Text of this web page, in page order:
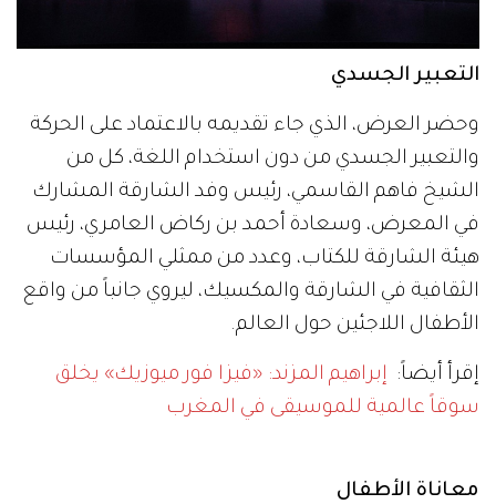
التعبير الجسدي
وحضر العرض، الذي جاء تقديمه بالاعتماد على الحركة
والتعبير الجسدي من دون استخدام اللغة، كل من
الشيخ فاهم القاسمي، رئيس وفد الشارقة المشارك
في المعرض، وسعادة أحمد بن ركاض العامري، رئيس
هيئة الشارقة للكتاب، وعدد من ممثلي المؤسسات
الثقافية في الشارقة والمكسيك، ليروي جانباً من واقع
الأطفال اللاجئين حول العالم.
إقرأ أيضاً: إبراهيم المزند: «فيزا فور ميوزيك» يخلق
سوقاً عالمية للموسيقى في المغرب
معاناة الأطفال